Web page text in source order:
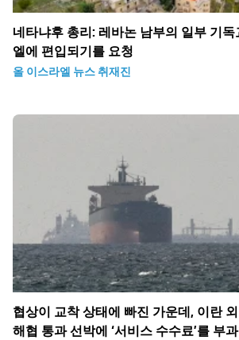
네타냐후 총리: 레바논 남부의 일부 기
엘에 편입되기를 요청
올 이스라엘 뉴스 취재진
협상이 교착 상태에 빠진 가운데, 이란
해협 통과 선박에 ‘서비스 수수료’를 부